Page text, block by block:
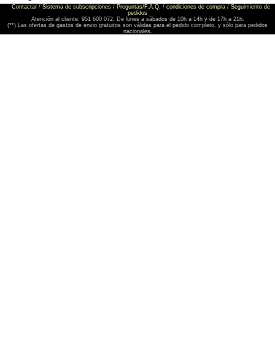
Contactar/ Sistema de subscripciones/ Preguntas/F.A.Q. / condiciones de compra/ Seguimiento de
pedidos
Atención al cliente: 951 600 072. De lunes a sábados de 10h a 14h y de 17h a 21h.
(**) Las ofertas de gastos de envio gratuitos son válidas para el pedido completo, y sólo para pedidos
nacionales.